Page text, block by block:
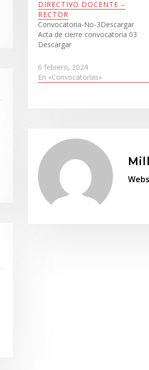
DIRECTIVO DOCENTE –
RECTOR
Convocatoria-No-3Descargar
Acta de cierre convocatoria 03
Descargar
6 febrero, 2024
En «Convocatorias»